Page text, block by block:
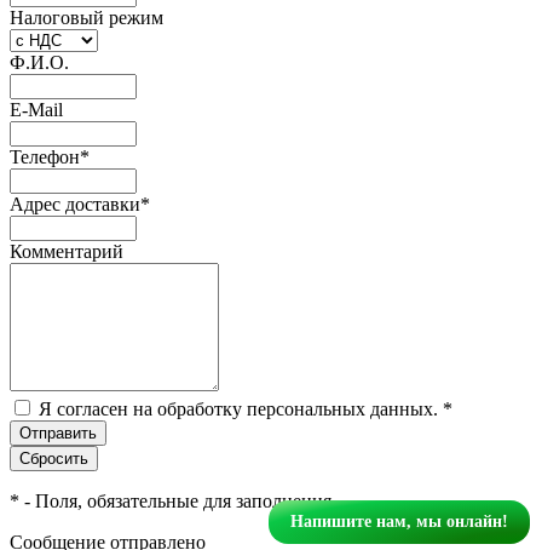
Налоговый режим
Ф.И.О.
E-Mail
Телефон*
Адрес доставки*
Комментарий
Я согласен на обработку персональных данных. *
* - Поля, обязательные для заполнения
Сообщение отправлено
Напишите нам, мы онлайн!